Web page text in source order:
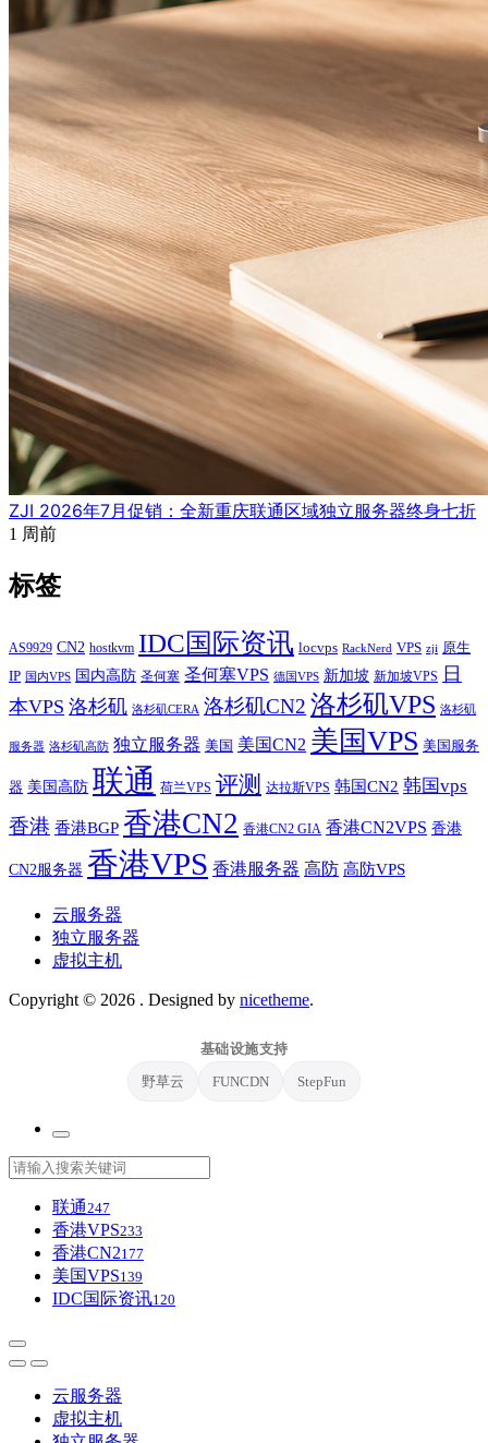
ZJI 2026年7月促销：全新重庆联通区域独立服务器终身七折
1 周前
标签
AS9929 CN2 hostkvm IDC国际资讯 locvps RackNerd VPS zji 原生
IP 国内VPS 国内高防 圣何塞 圣何塞VPS 德国VPS 新加坡 新加坡VPS 日
本VPS 洛杉矶 洛杉矶CERA 洛杉矶CN2 洛杉矶VPS 洛杉矶
服务器 洛杉矶高防 独立服务器 美国 美国CN2 美国VPS 美国服务
器 美国高防 联通 荷兰VPS 评测 达拉斯VPS 韩国CN2 韩国vps
香港 香港BGP 香港CN2 香港CN2 GIA 香港CN2VPS 香港
CN2服务器 香港VPS 香港服务器 高防 高防VPS
云服务器
独立服务器
虚拟主机
Copyright © 2026 . Designed by nicetheme.
基础设施支持
野草云
FUNCDN StepFun
联通247
香港VPS233
香港CN2177
美国VPS139
IDC国际资讯120
云服务器
虚拟主机